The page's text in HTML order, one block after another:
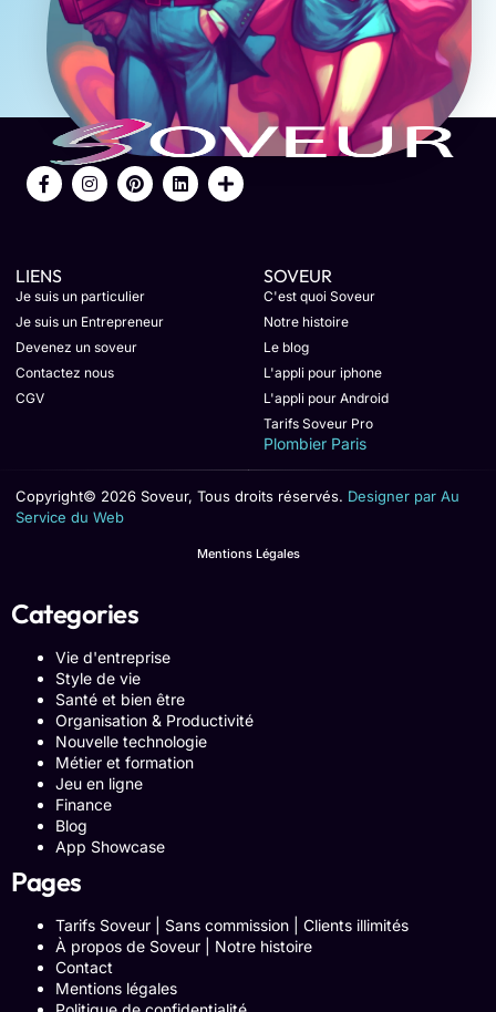
LIENS
Je suis un particulier
Je suis un Entrepreneur
Devenez un soveur
Contactez nous
CGV
SOVEUR
C'est quoi Soveur
Notre histoire
Le blog
L'appli pour iphone
L'appli pour Android
Tarifs Soveur Pro
Plombier Paris
Copyright© 2026 Soveur, Tous droits réservés. Designer par Au
Service du Web
Mentions Légales
Categories
Vie d'entreprise
Style de vie
Santé et bien être
Organisation & Productivité
Nouvelle technologie
Métier et formation
Jeu en ligne
Finance
Blog
App Showcase
Pages
Tarifs Soveur | Sans commission | Clients illimités
À propos de Soveur | Notre histoire
Contact
Mentions légales